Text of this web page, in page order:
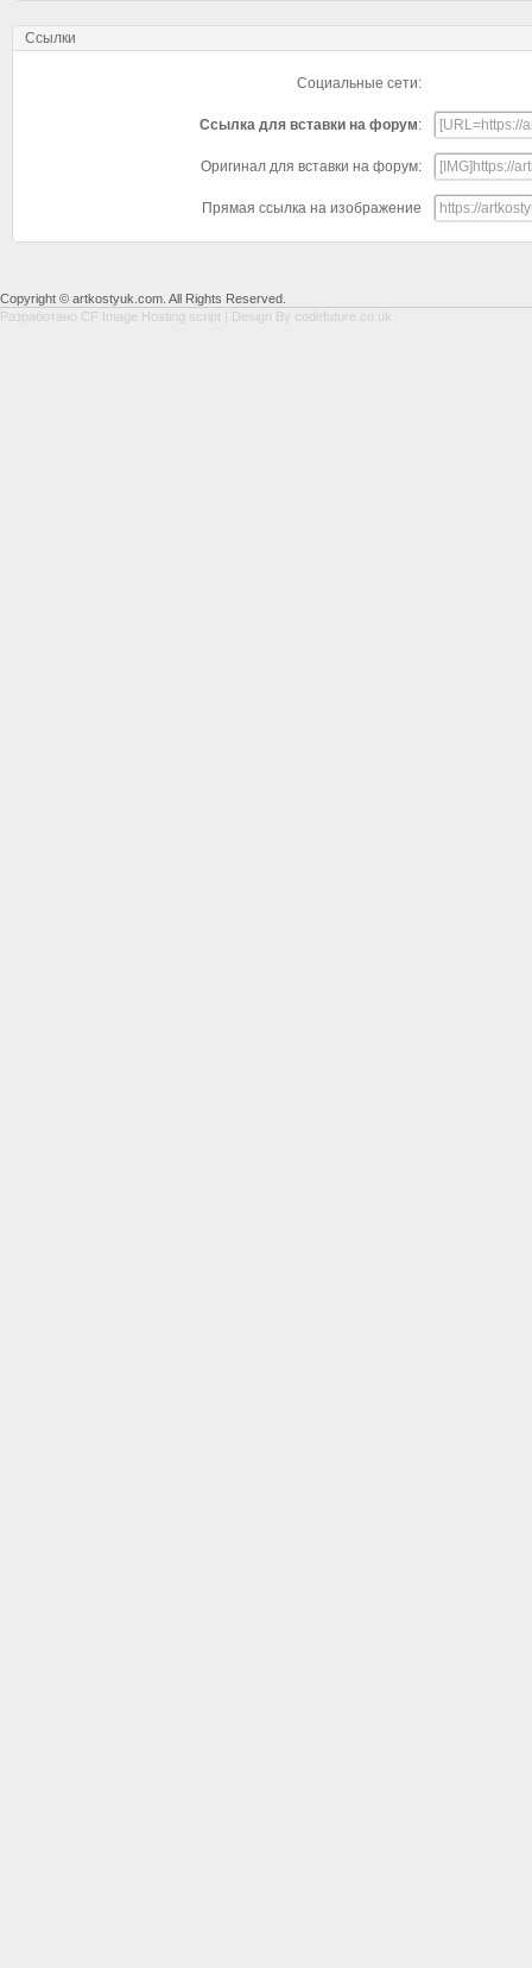
Ссылки
Социальные сети:
Ссылка для вставки на форум:
Оригинал для вставки на форум:
Прямая ссылка на изображение
Copyright © artkostyuk.com. All Rights Reserved.
Разработано CF Image Hosting script | Design By codefuture.co.uk